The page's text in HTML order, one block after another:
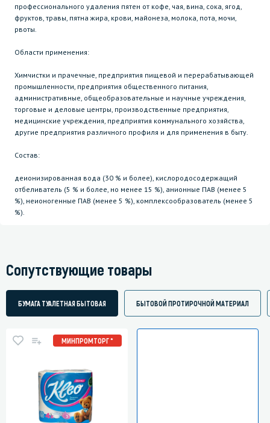
профессионального удаления пятен от кофе, чая, вина, сока, ягод,
фруктов, травы, пятна жира, крови, майонеза, молока, пота, мочи,
рвоты.
Области применения:
Химчистки и прачечные, предприятия пищевой и перерабатывающей
промышленности, предприятия общественного питания,
административные, общеобразовательные и научные учреждения,
торговые и деловые центры, производственные предприятия,
медицинские учреждения, предприятия коммунального хозяйства,
другие предприятия различного профиля и для применения в быту.
Состав:
деионизированная вода (30 % и более), кислородосодержащий
отбеливатель (5 % и более, но менее 15 %), анионные ПАВ (менее 5
%), неионогенные ПАВ (менее 5 %), комплексообразователь (менее 5
%).
Сопутствующие товары
БУМАГА ТУАЛЕТНАЯ БЫТОВАЯ БЫТОВОЙ ПРОТИРОЧНОЙ МАТЕРИАЛ
МИНПРОМТОРГ *